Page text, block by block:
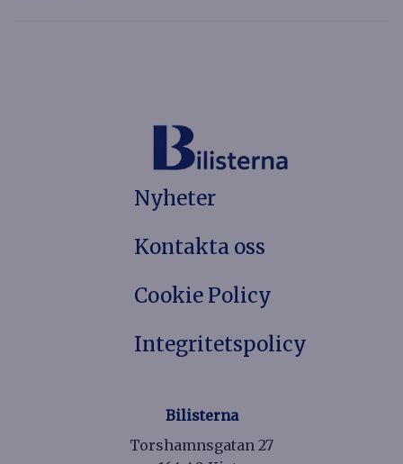
Nyheter
Kontakta oss
Cookie Policy
Integritetspolicy
Bilisterna
Torshamnsgatan 27